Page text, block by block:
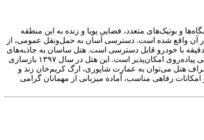
و بوتیک‌های متعدد، فضایی پویا و زنده به این منطقه
در آن واقع شده است. دسترسی آسان به حمل‌ونقل عمومی، از
جمله ایستگاه مترو و اتوبوس زندیه که تنها سه دقیقه پیاده فاصله دارد، از مزایای اقامت در هتل است. همچنین مجتمع تجاری زیتون در کمتر از ۱۰ دقیقه با خودرو قابل دسترسی است. هتل ساسان به جاذبه‌های
تاریخی و فرهنگی مانند بازار وکیل، مسجد نصیرالملک، نارنجستان قوام، حرم شاهچراغ و بافت تاریخی شهر بسیار نزدیک بوده و بازدید از آن‌ها با کمی پیاده‌روی امکان‌پذیر است. این هتل در سال ۱۳۹۷ بازسازی
هتل می‌توان به عمارت شاپوری، ارگ کریم‌خان زند و
رفاهی مناسب، آماده میزبانی از مهمانان گرامی